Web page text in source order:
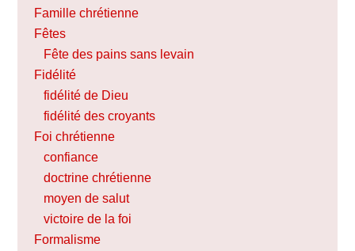
Famille chrétienne
Fêtes
Fête des pains sans levain
Fidélité
fidélité de Dieu
fidélité des croyants
Foi chrétienne
confiance
doctrine chrétienne
moyen de salut
victoire de la foi
Formalisme